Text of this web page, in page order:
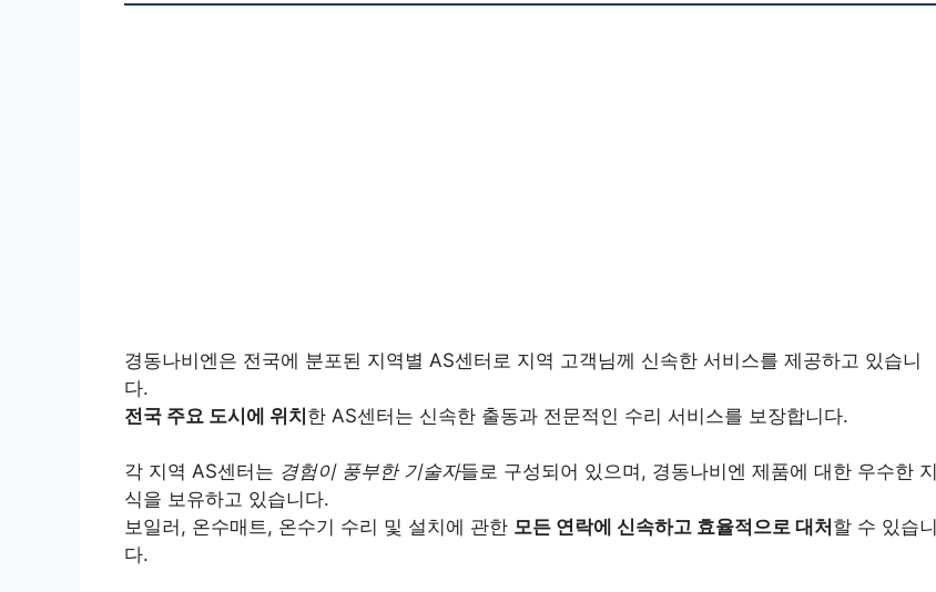
경동나비엔은 전국에 분포된 지역별 AS센터로 지역 고객님께 신속한 서비스를 제공하고 있습니
다.
전국 주요 도시에 위치한 AS센터는 신속한 출동과 전문적인 수리 서비스를 보장합니다.
각 지역 AS센터는 경험이 풍부한 기술자들로 구성되어 있으며, 경동나비엔 제품에 대한 우수한 지
식을 보유하고 있습니다.
보일러, 온수매트, 온수기 수리 및 설치에 관한 모든 연락에 신속하고 효율적으로 대처 할 수 있습니
다.